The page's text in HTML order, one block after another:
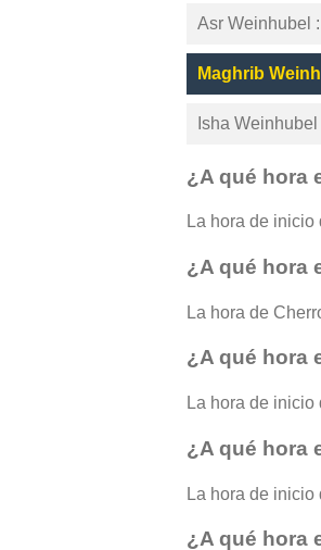
Asr Weinhubel
Maghrib
Isha
¿A qué hora
La hora de
¿A qué hora
La hora de
¿A qué hora
La hora de
¿A qué hora
La hora de
¿A qué hora